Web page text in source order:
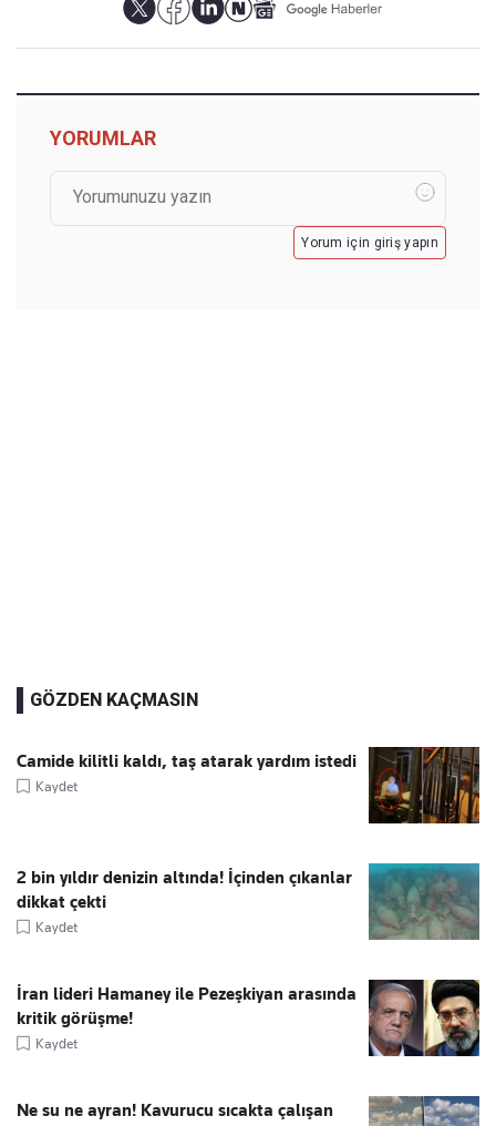
YORUMLAR
Yorum için giriş yapın
GÖZDEN KAÇMASIN
Camide kilitli kaldı, taş atarak yardım istedi
Kaydet
2 bin yıldır denizin altında! İçinden çıkanlar
dikkat çekti
Kaydet
İran lideri Hamaney ile Pezeşkiyan arasında
kritik görüşme!
Kaydet
Ne su ne ayran! Kavurucu sıcakta çalışan